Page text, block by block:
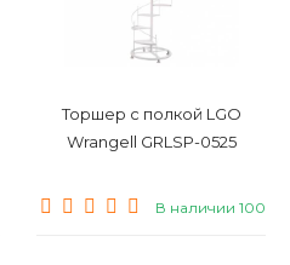
Торшер с полкой LGO
Wrangell GRLSP-0525
В наличии 100